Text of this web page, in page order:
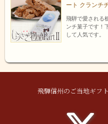
ート クランチ
飛騨で愛される
ンチ菓子です！
して人気です。
飛騨信州のご当地ギフ